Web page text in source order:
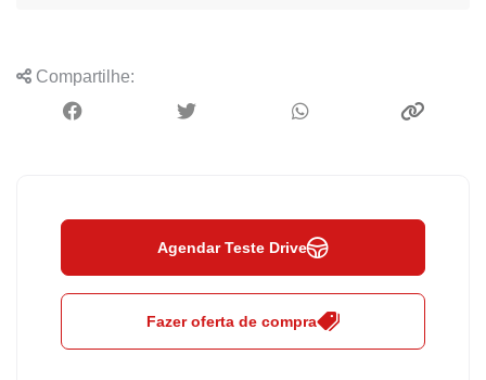
Compartilhe:
Agendar Teste Drive
Fazer oferta de compra